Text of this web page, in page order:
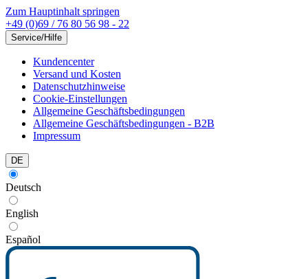
Zum Hauptinhalt springen
+49 (0)69 / 76 80 56 98 - 22
Service/Hilfe
Kundencenter
Versand und Kosten
Datenschutzhinweise
Cookie-Einstellungen
Allgemeine Geschäftsbedingungen
Allgemeine Geschäftsbedingungen - B2B
Impressum
DE
Deutsch
English
Español